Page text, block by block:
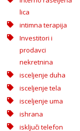
lica
intimna terapija
Investitori i
prodavci
nekretnina
isceljenje duha
isceljenje tela
isceljenje uma
ishrana
isključi telefon